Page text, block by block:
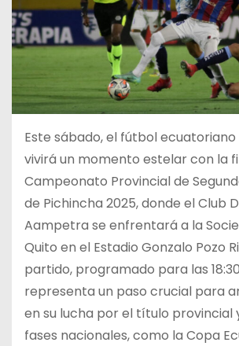
Este sábado, el fútbol
vivirá un momento estelar con la
Campeonato Provincial de
de Pichincha 2025, donde el Club
Aampetra se enfrentará a la
Quito en el Estadio Gonzalo Pozo
partido, programado para las
representa un paso crucial para
en su lucha por el título provincial
fases nacionales, como la Copa